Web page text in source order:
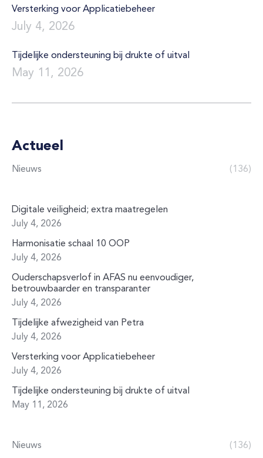
Versterking voor Applicatiebeheer
July 4, 2026
Tijdelijke ondersteuning bij drukte of uitval
May 11, 2026
Actueel
Nieuws (136)
Digitale veiligheid; extra maatregelen
July 4, 2026
Harmonisatie schaal 10 OOP
July 4, 2026
Ouderschapsverlof in AFAS nu eenvoudiger,
betrouwbaarder en transparanter
July 4, 2026
Tijdelijke afwezigheid van Petra
July 4, 2026
Versterking voor Applicatiebeheer
July 4, 2026
Tijdelijke ondersteuning bij drukte of uitval
May 11, 2026
Nieuws (136)